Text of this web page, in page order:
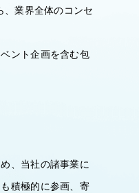
業界全体のコンセ
ント企画を含む包
、当社の諸事業に
積極的に参画、寄